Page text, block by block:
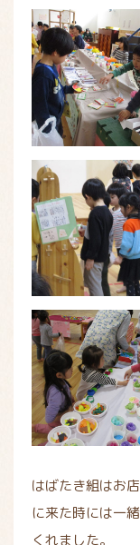
はばたき組はお
に来た時には一
くれました。